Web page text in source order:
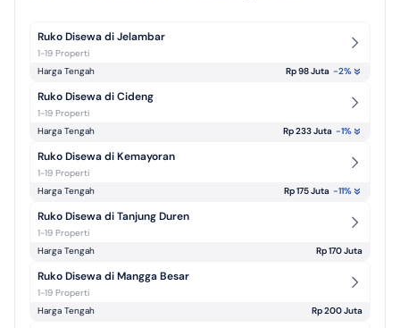
Ruko Disewa di Jelambar
1-19 Properti
Harga Tengah
Rp 98 Juta -2%
Ruko Disewa di Cideng
1-19 Properti
Harga Tengah
Rp 233 Juta -1%
Ruko Disewa di Kemayoran
1-19 Properti
Harga Tengah
Rp 175 Juta -11%
Ruko Disewa di Tanjung Duren
1-19 Properti
Harga Tengah
Rp 170 Juta
Ruko Disewa di Mangga Besar
1-19 Properti
Harga Tengah
Rp 200 Juta